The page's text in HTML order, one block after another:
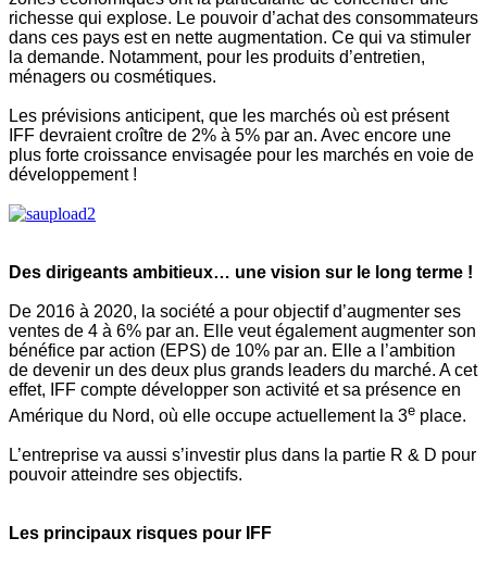
richesse qui explose. Le pouvoir d’achat des consommateurs
dans ces pays est en nette augmentation. Ce qui va stimuler
la demande. Notamment, pour les produits d’entretien,
ménagers ou cosmétiques.
Les prévisions anticipent, que les marchés où est présent
IFF devraient croître de 2% à 5% par an. Avec encore une
plus forte croissance envisagée pour les marchés en voie de
développement !
Des dirigeants ambitieux… une vision sur le long terme !
De 2016 à 2020, la société a pour objectif d’augmenter ses
ventes de 4 à 6% par an. Elle veut également augmenter son
bénéfice par action (EPS) de 10% par an. Elle a l’ambition
de devenir un des deux plus grands leaders du marché. A cet
effet, IFF compte développer son activité et sa présence en
Amérique du Nord, où elle occupe actuellement la 3e place.
L’entreprise va aussi s’investir plus dans la partie R & D pour
pouvoir atteindre ses objectifs.
Les principaux risques pour IFF